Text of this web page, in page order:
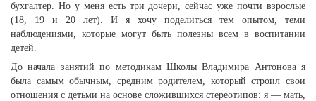
бухгалтер. Но у меня есть три дочери, сейчас уже почти взрослые
(18, 19 и 20 лет). И я хочу поделиться тем опытом, теми
наблюдениями, которые могут быть полезны всем в воспитании
детей.
До начала занятий по методикам Школы Владимира Антонова я
была самым обычным, средним родителем, который строил свои
отношения с детьми на основе сложившихся стереотипов: я — мать,